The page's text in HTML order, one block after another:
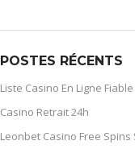
POSTES RÉCENTS
Liste Casino En Ligne
Casino Retrait 24h
Leonbet Casino Free